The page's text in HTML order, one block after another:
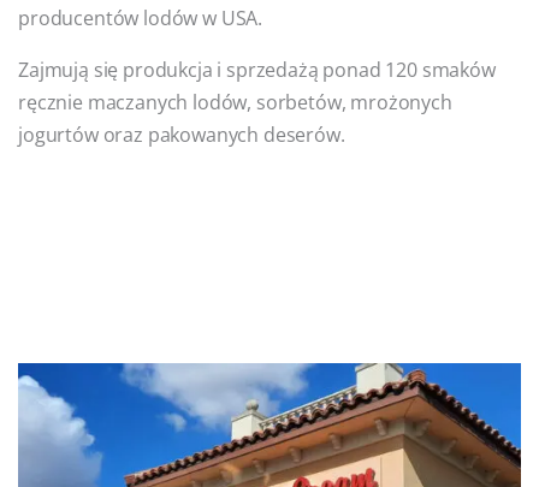
producentów lodów w USA.
Zajmują się produkcja i sprzedażą ponad 120 smaków
ręcznie maczanych lodów, sorbetów, mrożonych
jogurtów oraz pakowanych deserów.